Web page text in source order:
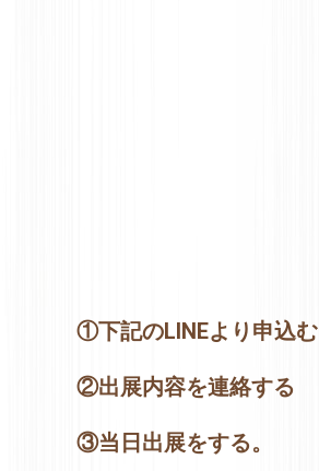
①下記のLINEより申込む
②出展内容を連絡する
③当日出展をする。